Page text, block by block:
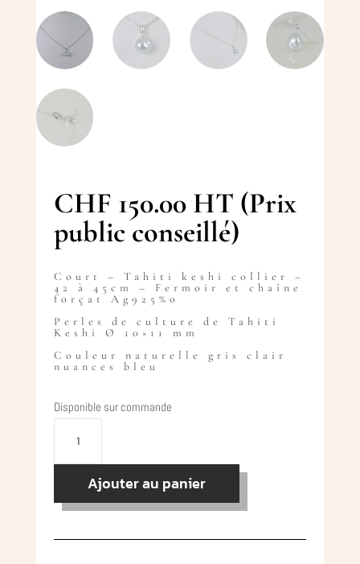
CHF 150.00 HT (Prix
public conseillé)
Court – Tahiti keshi collier –
42 à 45cm – Fermoir et chaîne
forçat Ag925%o
Perles de culture de Tahiti
Keshi Ø 10×11 mm
Couleur naturelle gris clair
nuances bleu
Disponible sur commande
collier
Ag925
Ajouter au panier